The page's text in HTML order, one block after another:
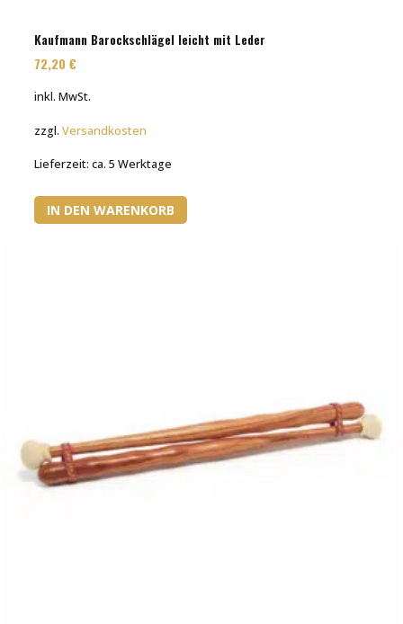
Kaufmann Barockschlägel leicht mit Leder
72,20€
inkl. MwSt.
zzgl.Versandkosten
Lieferzeit:ca. 5 Werktage
IN DEN WARENKORB